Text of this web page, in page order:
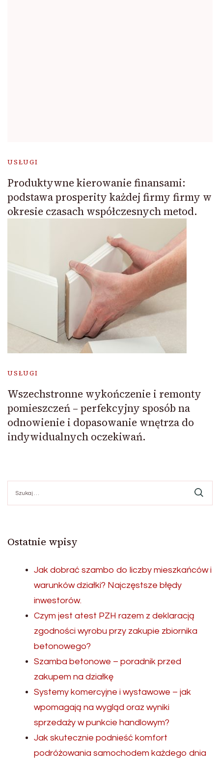
USŁUGI
Produktywne kierowanie finansami:
podstawa prosperity każdej firmy firmy w
okresie czasach współczesnych metod.
USŁUGI
Wszechstronne wykończenie i remonty
pomieszczeń – perfekcyjny sposób na
odnowienie i dopasowanie wnętrza do
indywidualnych oczekiwań.
Ostatnie wpisy
Jak dobrać szambo do liczby mieszkańców i
warunków działki? Najczęstsze błędy
inwestorów.
Czym jest atest PZH razem z deklaracją
zgodności wyrobu przy zakupie zbiornika
betonowego?
Szamba betonowe – poradnik przed
zakupem na działkę
Systemy komercyjne i wystawowe – jak
wpomagają na wygląd oraz wyniki
sprzedaży w punkcie handlowym?
Jak skutecznie podnieść komfort
podróżowania samochodem każdego dnia